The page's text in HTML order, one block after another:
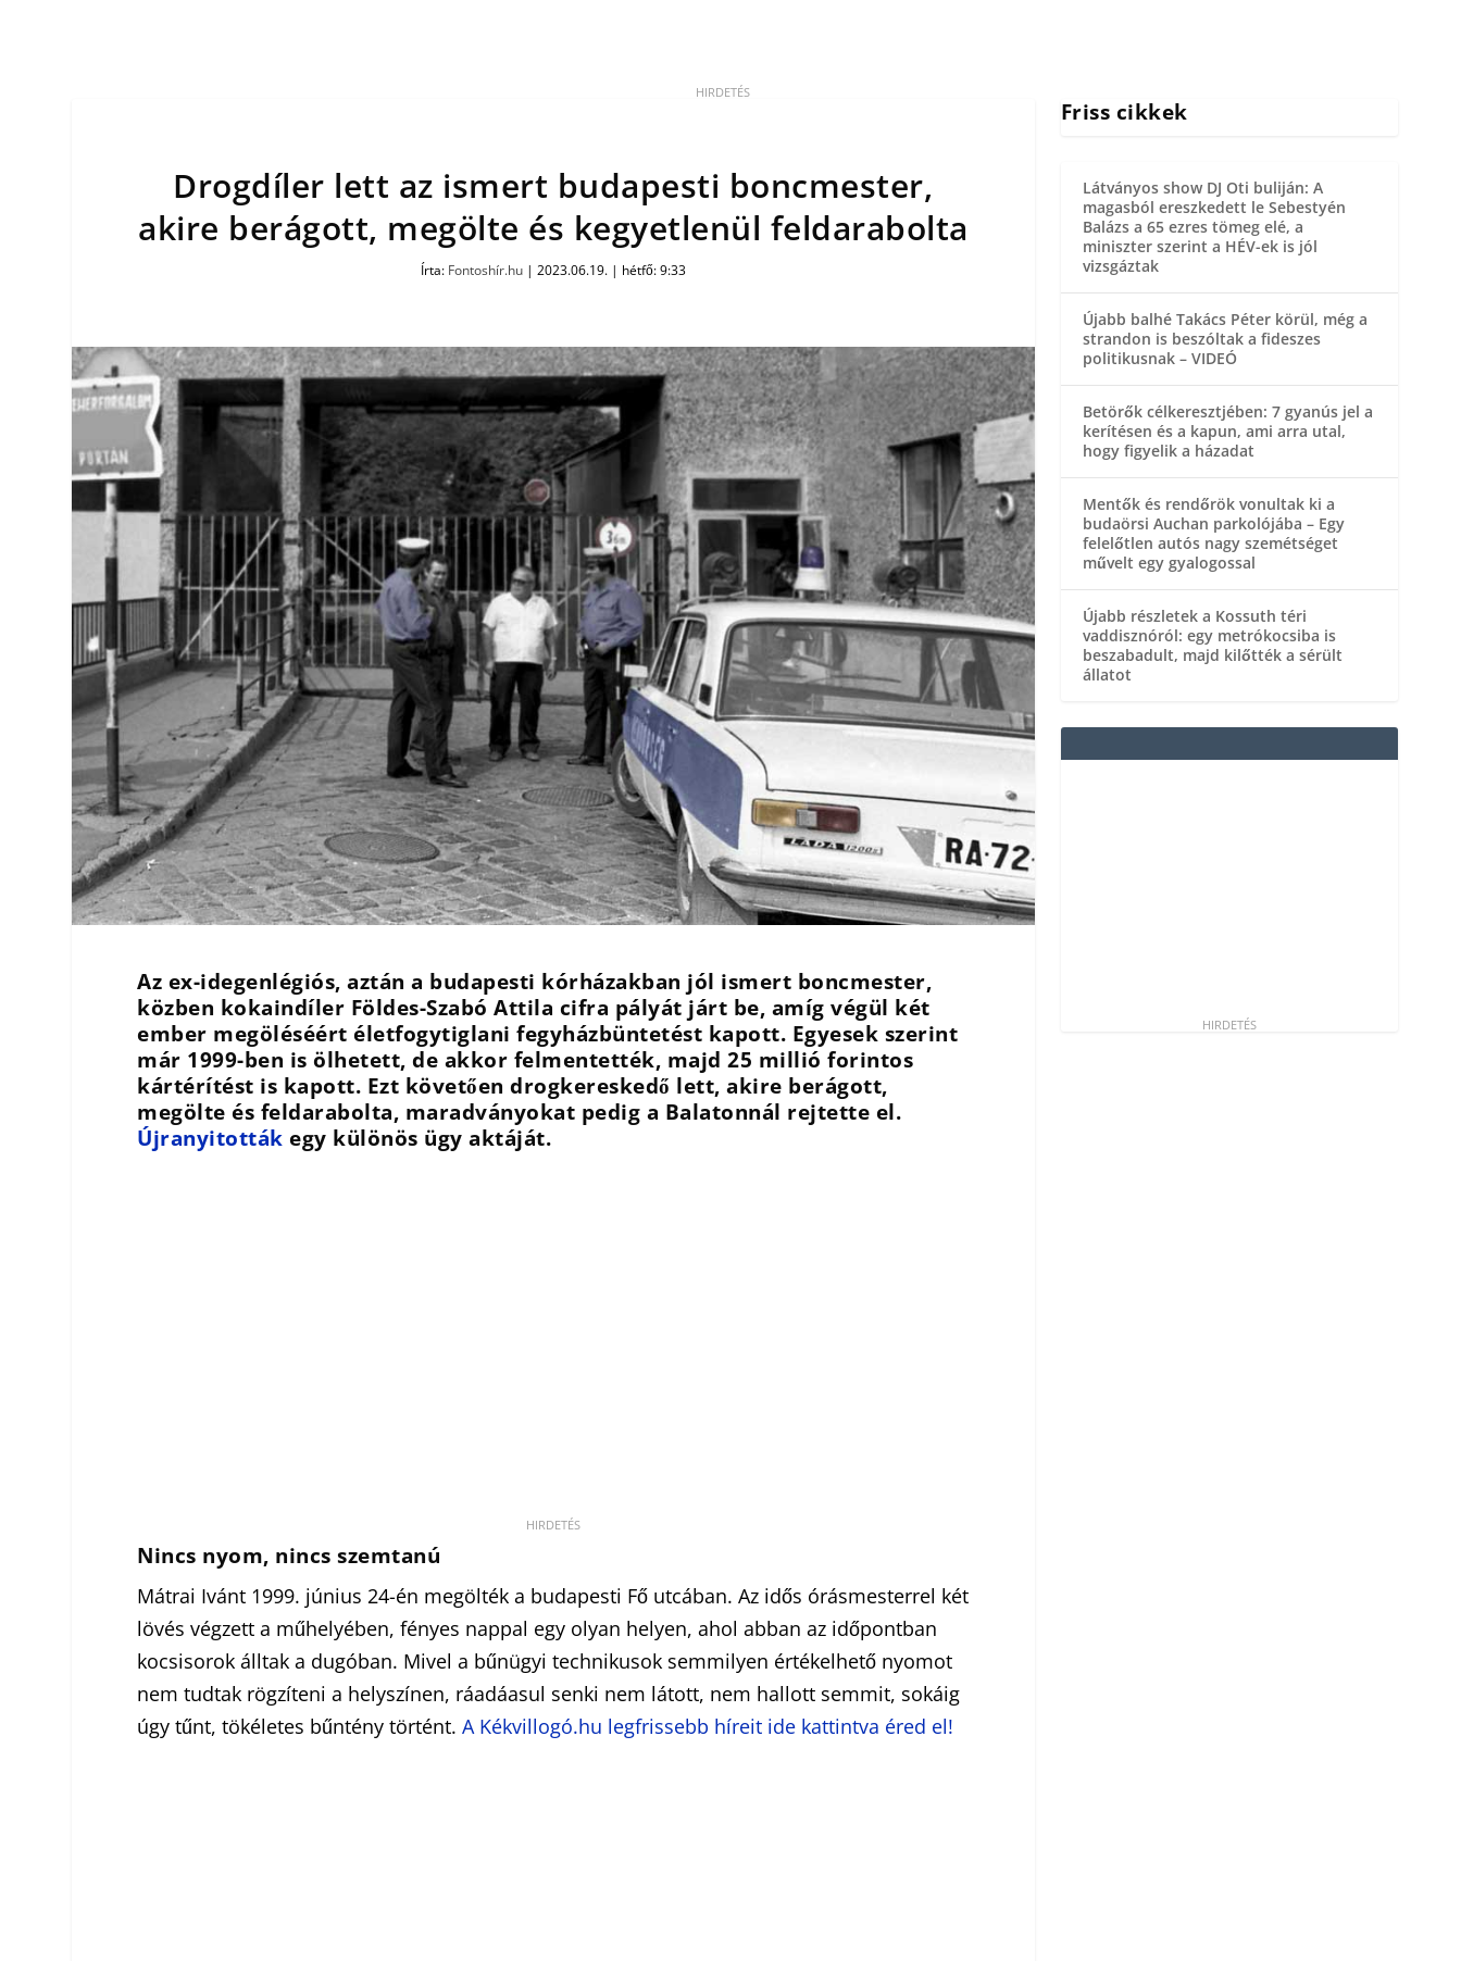
Drogdíler lett az ismert budapesti boncmester,
akire berágott, megölte és kegyetlenül feldarabolta
Írta: Fontoshír.hu| 2023.06.19. | hétfő: 9:33
Az ex-idegenlégiós, aztán a budapesti kórházakban jól ismert boncmester,
közben kokaindíler Földes-Szabó Attila cifra pályát járt be, amíg végül két
ember megöléséért életfogytiglani fegyházbüntetést kapott. Egyesek szerint
már 1999-ben is ölhetett, de akkor felmentették, majd 25 millió forintos
kártérítést is kapott. Ezt követően drogkereskedő lett, akire berágott,
megölte és feldarabolta, maradványokat pedig a Balatonnál rejtette el.
Újranyitották egy különös ügy aktáját.
Nincs nyom, nincs szemtanú
Mátrai Ivánt 1999. június 24-én megölték a budapesti Fő utcában. Az idős órásmesterrel két
lövés végzett a műhelyében, fényes nappal egy olyan helyen, ahol abban az időpontban
kocsisorok álltak a dugóban. Mivel a bűnügyi technikusok semmilyen értékelhető nyomot
nem tudtak rögzíteni a helyszínen, ráadáasul senki nem látott, nem hallott semmit, sokáig
úgy tűnt, tökéletes bűntény történt.A Kékvillogó.hu legfrissebb híreit ide kattintva éred el!
Friss cikkek
Látványos show DJ Oti buliján: A
magasból ereszkedett le Sebestyén
Balázs a 65 ezres tömeg elé, a
miniszter szerint a HÉV-ek is jól
vizsgáztak
Újabb balhé Takács Péter körül, még a
strandon is beszóltak a fideszes
politikusnak – VIDEÓ
Betörők célkeresztjében: 7 gyanús jel a
kerítésen és a kapun, ami arra utal,
hogy figyelik a házadat
Mentők és rendőrök vonultak ki a
budaörsi Auchan parkolójába – Egy
felelőtlen autós nagy szemétséget
művelt egy gyalogossal
Újabb részletek a Kossuth téri
vaddisznóról: egy metrókocsiba is
beszabadult, majd kilőtték a sérült
állatot